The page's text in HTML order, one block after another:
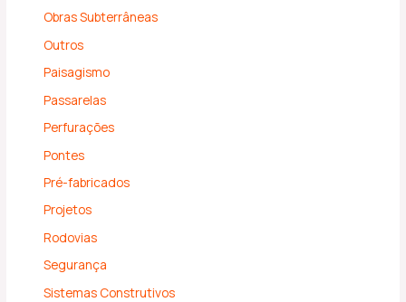
Obras Subterrâneas
Outros
Paisagismo
Passarelas
Perfurações
Pontes
Pré-fabricados
Projetos
Rodovias
Segurança
Sistemas Construtivos